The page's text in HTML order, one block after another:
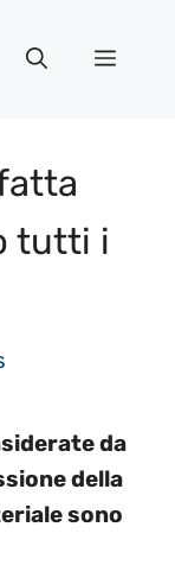
Menu
tutti i
da
della
sono